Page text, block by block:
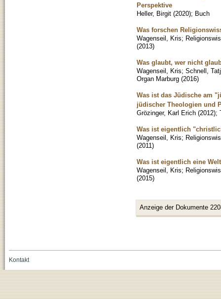
Perspektive
Heller, Birgit (2020); Buch
Was forschen
Wagenseil, Kris;
(2013)
Was glaubt, wer nicht
Wagenseil, Kris; Schnell,
Organ Marburg (2016)
Was ist das Jüdische am
jüdischer Theologien und
Grözinger, Karl Erich (2012);
Was ist eigentlich
Wagenseil, Kris;
(2011)
Was ist eigentlich eine
Wagenseil, Kris;
(2015)
Anzeige der Dokumente
Kontakt